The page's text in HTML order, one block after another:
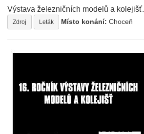
Výstava železničních modelů a kolejišť.
Zdroj Leták Místo konání: Choceň